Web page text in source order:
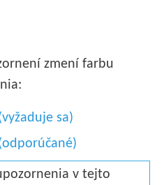
zmení farbu
sa)
v tejto